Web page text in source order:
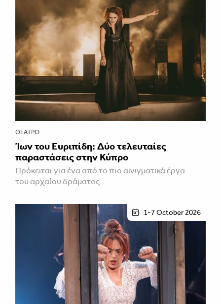
ΘΈΑΤΡΟ
Ίων του Ευριπίδη: Δύο τελευταίες
παραστάσεις στην Κύπρο
Πρόκειται για ένα από το πιο αινιγματικά έργα
του αρχαίου δράματος
1-7 October 2026